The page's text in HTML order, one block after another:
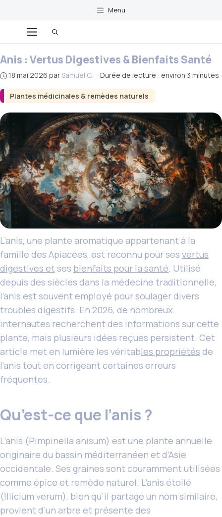
au
contenu
Menu
Menu
Plantes médicinales & remèdes naturels
Anis : Vertus Digestives & Bienfaits Santé
18 mai 2026 parSamuel C. · Durée de lecture : environ 3 minutes
L’anis, une plante aromatique appartenant à la
famille des Apiacées, est reconnu pour ses vertus
digestives et ses bienfaits pour la santé. Utilisé
depuis des siècles dans la médecine traditionnelle,
l’anis est souvent employé pour soulager divers
troubles digestifs. En 2026, de nombreux
internautes recherchent des informations sur cette
plante, mais plusieurs idées reçues persistent. Cet
article met en lumière les véritables propriétés de
l’anis tout en corrigeant certaines erreurs
fréquentes.
Qu’est-ce que l’anis ?
L’anis (Pimpinella anisum) est une plante annuelle
originaire du bassin méditerranéen et d’Asie
occidentale. Ses graines sont couramment utilisées
comme épice et remède naturel. L’anis étoilé
(Illicium verum), bien qu’il partage un nom similaire,
provient d’un arbre et présente des